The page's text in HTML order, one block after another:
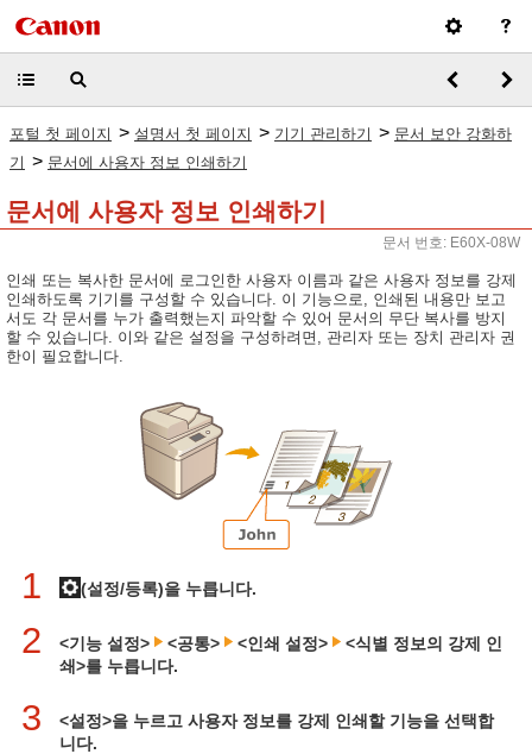
포털 첫 페이지 > 설명서 첫 페이지 > 기기 관리하기 > 문서 보안 강화하
기 > 문서에 사용자 정보 인쇄하기
문서에 사용자 정보 인쇄하기
문서 번호: E60X-08W
인쇄 또는 복사한 문서에 로그인한 사용자 이름과 같은 사용자 정보를 강제
인쇄하도록 기기를 구성할 수 있습니다. 이 기능으로, 인쇄된 내용만 보고
서도 각 문서를 누가 출력했는지 파악할 수 있어 문서의 무단 복사를 방지
할 수 있습니다. 이와 같은 설정을 구성하려면, 관리자 또는 장치 관리자 권
한이 필요합니다.
1 (설정/등록)을 누릅니다.
2 <기능 설정> <공통> <인쇄 설정>
<식별 정보의 강제 인
쇄>를 누릅니다.
3
<설정>을 누르고 사용자 정보를 강제 인쇄할 기능을 선택합
니다.